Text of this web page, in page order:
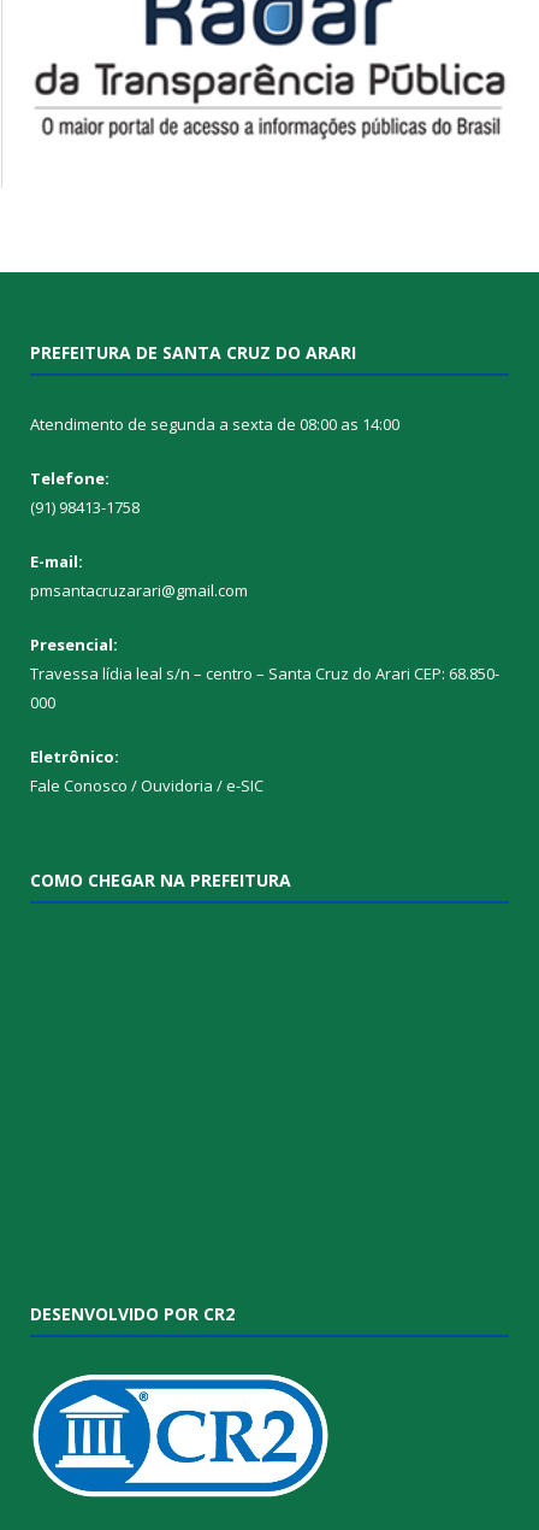
PREFEITURA DE SANTA CRUZ DO ARARI
Atendimento de segunda a sexta de 08:00 as 14:00
Telefone:
(91) 98413-1758
E-mail:
pmsantacruzarari@gmail.com
Presencial:
Travessa lídia leal s/n – centro – Santa Cruz do Arari CEP: 68.850-
000
Eletrônico:
Fale Conosco / Ouvidoria / e-SIC
COMO CHEGAR NA PREFEITURA
DESENVOLVIDO POR CR2